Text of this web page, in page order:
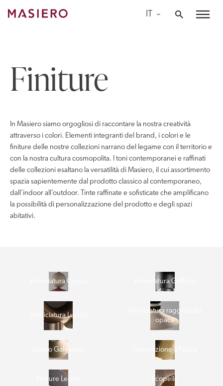
Skip
IT
Finiture
In Masiero siamo orgogliosi di raccontare la nostra creatività
attraverso i colori. Elementi integranti del brand, i colori e le
finiture delle nostre collezioni narrano del legame con il territorio e
con la nostra cultura cosmopolita. I toni contemporanei e raffinati
delle collezioni esaltano la versatilità di Masiero, il cui assortimento
spazia sapientemente dal prodotto classico al contemporaneo,
dall’indoor all’outdoor. Tinte raffinate e sofisticate che amplificano
la possibilità di personalizzazione del prodotto e degli spazi
abitativi.
Verniciatura Opaca Verniciatura Goffrata
Verniciatura Lucida
Verniciatura raggrinzata
opaca
Bagno Galvanico Decorazione a Foglia
Finiture Legno Ecopelle